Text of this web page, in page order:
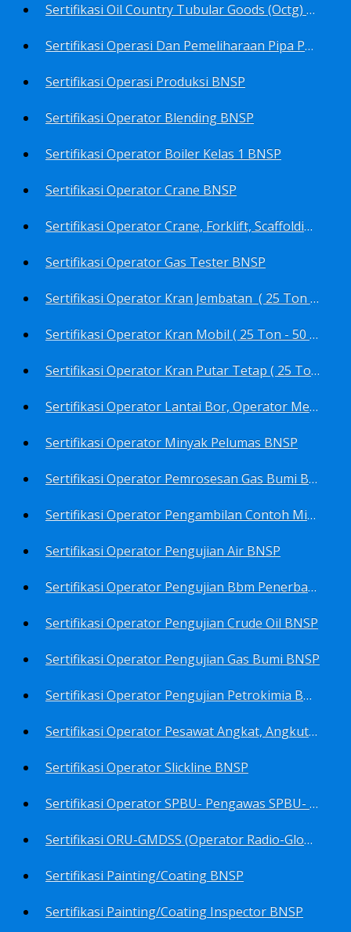
Sertifikasi Oil Country Tubular Goods (Octg) BNSP
Sertifikasi Operasi Dan Pemeliharaan Pipa Penyalur BNSP
Sertifikasi Operasi Produksi BNSP
Sertifikasi Operator Blending BNSP
Sertifikasi Operator Boiler Kelas 1 BNSP
Sertifikasi Operator Crane BNSP
Sertifikasi Operator Crane, Forklift, Scaffolding/Scaffolder, Boiler, Rigger BNSP
Sertifikasi Operator Gas Tester BNSP
Sertifikasi Operator Kran Jembatan ( 25 Ton - 50 Ton - > 50 ) BNSP
Sertifikasi Operator Kran Mobil ( 25 Ton - 50 Ton - > 50 ) BNSP
Sertifikasi Operator Kran Putar Tetap ( 25 Ton - 50 Ton - > 50 ) BNSP
Sertifikasi Operator Lantai Bor, Operator Menara Bor, Juru Bor, Ahli Pengendali Pengeboran BNSP
Sertifikasi Operator Minyak Pelumas BNSP
Sertifikasi Operator Pemrosesan Gas Bumi BNSP
Sertifikasi Operator Pengambilan Contoh Minyak Bumi, Gas Bumi, Bbm- Bbn- Pelumas, Udara, Limbah, Air BNSP
Sertifikasi Operator Pengujian Air BNSP
Sertifikasi Operator Pengujian Bbm Penerbangan Dan Non Penerbangan BNSP
Sertifikasi Operator Pengujian Crude Oil BNSP
Sertifikasi Operator Pengujian Gas Bumi BNSP
Sertifikasi Operator Pengujian Petrokimia BNSP
Sertifikasi Operator Pesawat Angkat, Angkut Dan Juru Ikat Beban BNSP
Sertifikasi Operator Slickline BNSP
Sertifikasi Operator SPBU- Pengawas SPBU- Teknisi SPBU- Teknisi Service Station SPBU BNSP
Sertifikasi ORU-GMDSS (Operator Radio-Global Maritime Distress&Safety System) BNSP
Sertifikasi Painting/Coating BNSP
Sertifikasi Painting/Coating Inspector BNSP